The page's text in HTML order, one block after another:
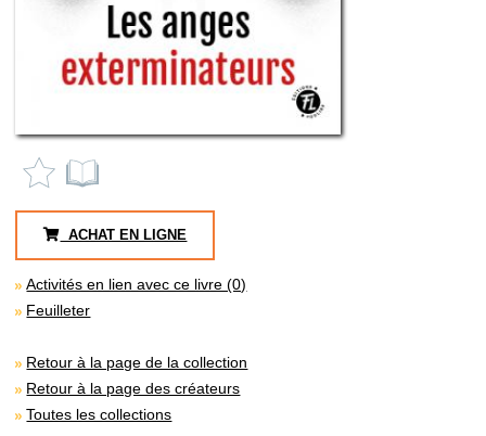
ACHAT EN LIGNE
Activités en lien avec ce livre (0)
Feuilleter
Retour à la page de la collection
Retour à la page des créateurs
Toutes les collections